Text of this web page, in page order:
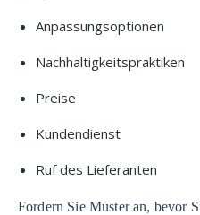
Anpassungsoptionen
Nachhaltigkeitspraktiken
Preise
Kundendienst
Ruf des Lieferanten
Fordern Sie Muster an, bevor